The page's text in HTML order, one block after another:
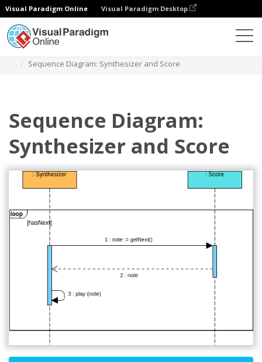
Visual Paradigm Online Visual Paradigm Desktop
Sequence Diagram: Synthesizer and Score
Sequence Diagram:
Synthesizer and Score